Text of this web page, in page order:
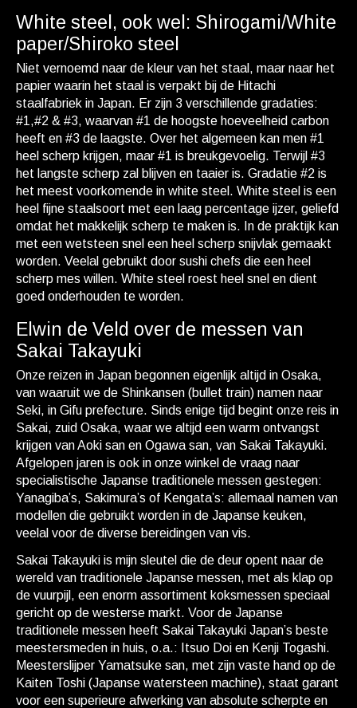
White steel, ook wel: Shirogami/White
paper/Shiroko steel
Niet vernoemd naar de kleur van het staal, maar naar het
papier waarin het staal is verpakt bij de Hitachi
staalfabriek in Japan. Er zijn 3 verschillende gradaties:
#1,#2 & #3, waarvan #1 de hoogste hoeveelheid carbon
heeft en #3 de laagste. Over het algemeen kan men #1
heel scherp krijgen, maar #1 is breukgevoelig. Terwijl #3
het langste scherp zal blijven en taaier is. Gradatie #2 is
het meest voorkomende in white steel. White steel is een
heel fijne staalsoort met een laag percentage ijzer, geliefd
omdat het makkelijk scherp te maken is. In de praktijk kan
met een wetsteen snel een heel scherp snijvlak gemaakt
worden. Veelal gebruikt door sushi chefs die een heel
scherp mes willen. White steel roest heel snel en dient
goed onderhouden te worden.
Elwin de Veld over de messen van
Sakai Takayuki
Onze reizen in Japan begonnen eigenlijk altijd in Osaka,
van waaruit we de Shinkansen (bullet train) namen naar
Seki, in Gifu prefecture. Sinds enige tijd begint onze reis in
Sakai, zuid Osaka, waar we altijd een warm ontvangst
krijgen van Aoki san en Ogawa san, van Sakai Takayuki.
Afgelopen jaren is ook in onze winkel de vraag naar
specialistische Japanse traditionele messen gestegen:
Yanagiba’s, Sakimura’s of Kengata’s: allemaal namen van
modellen die gebruikt worden in de Japanse keuken,
veelal voor de diverse bereidingen van vis.
Sakai Takayuki is mijn sleutel die de deur opent naar de
wereld van traditionele Japanse messen, met als klap op
de vuurpijl, een enorm assortiment koksmessen speciaal
gericht op de westerse markt. Voor de Japanse
traditionele messen heeft Sakai Takayuki Japan’s beste
meestersmeden in huis, o.a.: Itsuo Doi en Kenji Togashi.
Meesterslijper Yamatsuke san, met zijn vaste hand op de
Kaiten Toshi (Japanse watersteen machine), staat garant
voor een superieure afwerking van absolute scherpte en